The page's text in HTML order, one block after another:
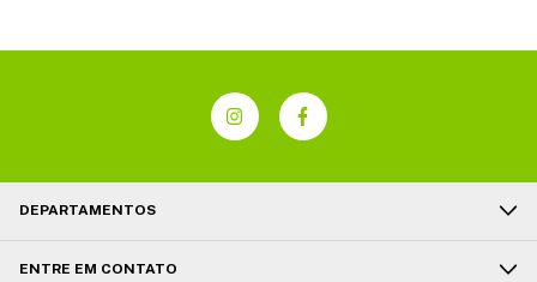
DEPARTAMENTOS
ENTRE EM CONTATO